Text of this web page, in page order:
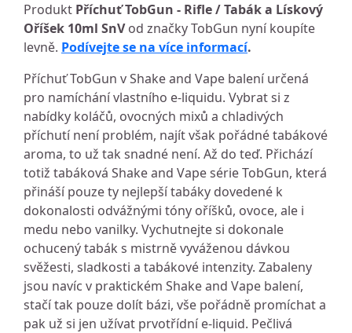
Produkt Příchuť TobGun - Rifle / Tabák a Lískový
Oříšek 10ml SnVod značky TobGun nyní koupíte
levně. Podívejte se na více informací.
Příchuť TobGun v Shake and Vape balení určená
pro namíchání vlastního e-liquidu. Vybrat si z
nabídky koláčů, ovocných mixů a chladivých
příchutí není problém, najít však pořádné tabákové
aroma, to už tak snadné není. Až do teď. Přichází
totiž tabáková Shake and Vape série TobGun, která
přináší pouze ty nejlepší tabáky dovedené k
dokonalosti odvážnými tóny oříšků, ovoce, ale i
medu nebo vanilky. Vychutnejte si dokonale
ochucený tabák s mistrně vyváženou dávkou
svěžesti, sladkosti a tabákové intenzity. Zabaleny
jsou navíc v praktickém Shake and Vape balení,
stačí tak pouze dolít bázi, vše pořádně promíchat a
pak už si jen užívat prvotřídní e-liquid. Pečlivá